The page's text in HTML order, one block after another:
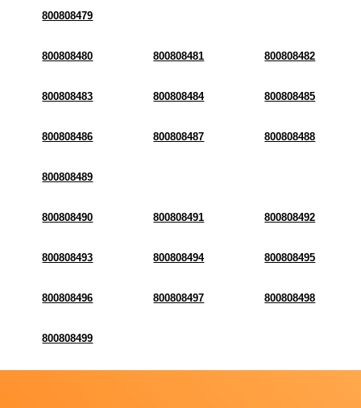
800808479
800808480 800808481 800808482
800808483 800808484 800808485
800808486 800808487 800808488
800808489
800808490 800808491 800808492
800808493 800808494 800808495
800808496 800808497 800808498
800808499